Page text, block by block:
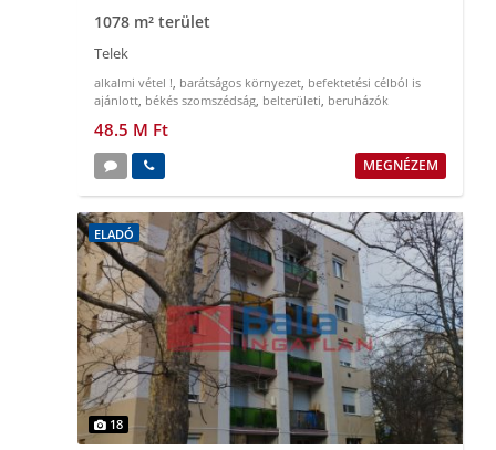
1078 m² terület
Telek
alkalmi vétel !, barátságos környezet, befektetési célból is
ajánlott, békés szomszédság, belterületi, beruházók
48.5 M Ft
MEGNÉZEM
ELADÓ
18